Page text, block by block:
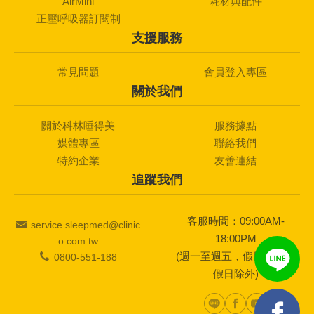
正壓呼吸器訂閱制
支援服務
常見問題 會員登入專區
關於我們
關於科林睡得美
服務據點
媒體專區
聯絡我們
特約企業
友善連結
追蹤我們
service.sleepmed@clinic
o.com.tw
0800-551-188
客服時間：09:00AM-
18:00PM
(週一至週五，假日及國定
假日除外)